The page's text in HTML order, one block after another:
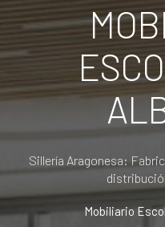
Sillería Aragonesa:
Mobiliario